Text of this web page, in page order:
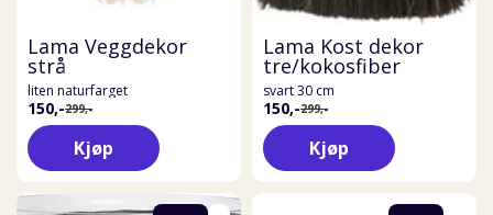
Lama Veggdekor
strå
liten naturfarget
150,-299,-
Kjøp
Lama Kost dekor
tre/kokosfiber
svart 30 cm
150,-299,-
Kjøp